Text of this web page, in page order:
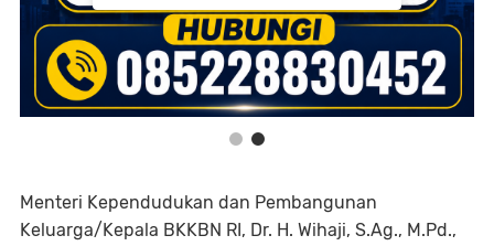
Menteri Kependudukan dan Pembangunan
Keluarga/Kepala BKKBN RI, Dr. H. Wihaji, S.Ag., M.Pd.,